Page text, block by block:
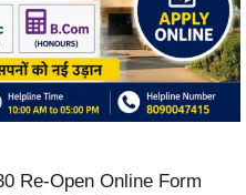
Re-Open Online Form